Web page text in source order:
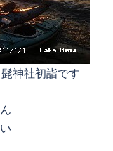
神社初詣です